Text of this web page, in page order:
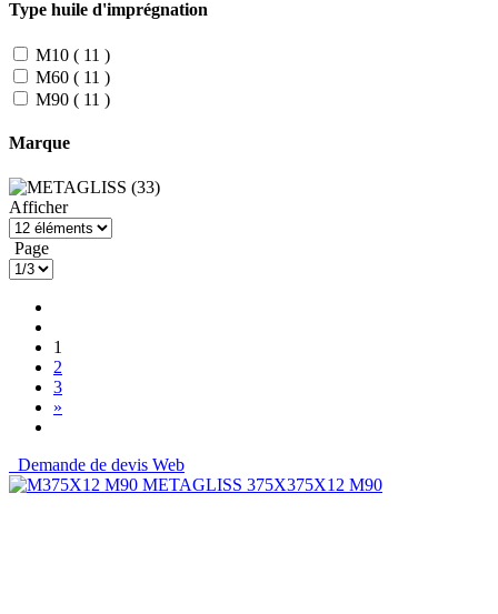
Type huile d'imprégnation
M10 ( 11 )
M60 ( 11 )
M90 ( 11 )
Marque
(33)
Afficher
Page
1
2
3
»
Demande de devis Web